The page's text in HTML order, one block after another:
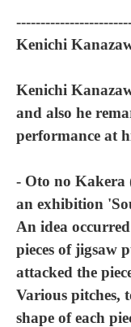
Kenichi
Kenichi
and also he
performance at
- Oto no Kakera
an exhibition
An idea
pieces of jigsaw
attacked the
Various pitches,
shape of each